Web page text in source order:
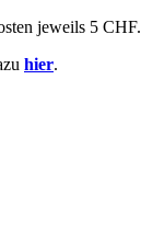
jeweils 5 CHF.
hier.